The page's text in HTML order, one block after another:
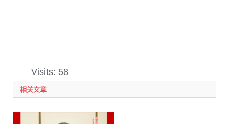
Visits: 58
相关文章